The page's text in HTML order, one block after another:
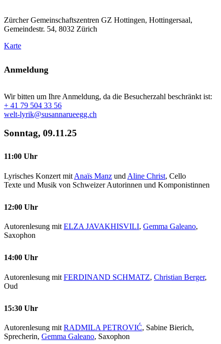
Zürcher Gemeinschaftszentren GZ Hottingen, Hottingersaal,
Gemeindestr. 54, 8032 Zürich
Karte
Anmeldung
Wir bitten um Ihre Anmeldung, da die Besucherzahl beschränkt ist:
+ 41 79 504 33 56
welt-lyrik@susannarueegg.ch
Sonntag, 09.11.25
11:00 Uhr
Lyrisches Konzert mit Anaïs Manz und Aline Christ, Cello
Texte und Musik von Schweizer Autorinnen und Komponistinnen
12:00 Uhr
Autorenlesung mit ELZA JAVAKHISVILI, Gemma Galeano,
Saxophon
14:00 Uhr
Autorenlesung mit FERDINAND SCHMATZ, Christian Berger,
Oud
15:30 Uhr
Autorenlesung mit RADMILA PETROVIĆ, Sabine Bierich,
Sprecherin, Gemma Galeano, Saxophon